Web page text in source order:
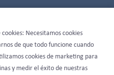
Necesitamos cookies
de que todo funcione cuando
cookies de marketing para
y medir el éxito de nuestras